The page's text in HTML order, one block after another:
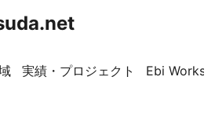
実績・プロジェクト Ebi